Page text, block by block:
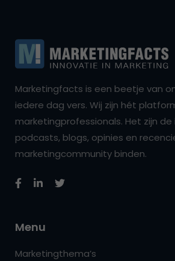
Marketingfacts is een beetje van
iedere dag vers. Wij zijn hét
marketingprofessionals. Het zijn de
podcasts, blogs, opinies en
marketingcommunity binden.
Menu
Marketingthema’s